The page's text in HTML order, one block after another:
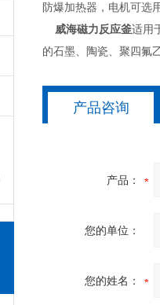
防爆加热器，电机可选
威海磁力反应釜适用
的石墨、陶瓷、聚四氟
产品咨询
产品：
您的单位：
您的姓名：